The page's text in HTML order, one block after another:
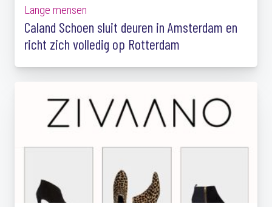
Lange mensen
Caland Schoen sluit deuren in Amsterdam en
richt zich volledig op Rotterdam